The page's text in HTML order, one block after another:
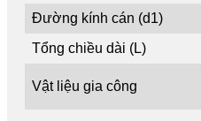
Đường kính cán (d1)
Tổng chiều dài (L)
Vật liệu gia công